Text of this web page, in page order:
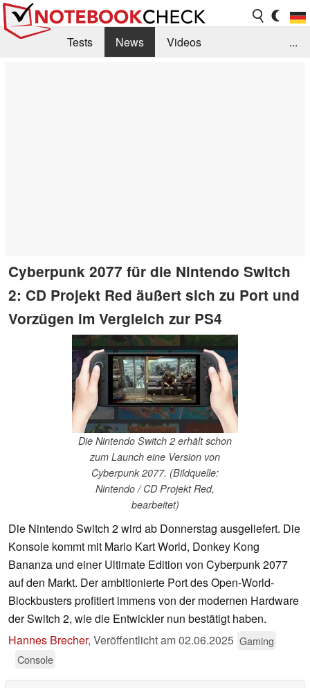
Tests News
Videos
...
Cyberpunk 2077 für die Nintendo Switch
2: CD Projekt Red äußert sich zu Port und
Vorzügen im Vergleich zur PS4
Die Nintendo Switch 2 erhält schon
zum Launch eine Version von
Cyberpunk 2077. (Bildquelle:
Nintendo / CD Projekt Red,
bearbeitet)
Die Nintendo Switch 2 wird ab Donnerstag ausgeliefert. Die
Konsole kommt mit Mario Kart World, Donkey Kong
Bananza und einer Ultimate Edition von Cyberpunk 2077
auf den Markt. Der ambitionierte Port des Open-World-
Blockbusters profitiert immens von der modernen Hardware
der Switch 2, wie die Entwickler nun bestätigt haben.
Hannes Brecher, Veröffentlicht am02.06.2025 Gaming
Console